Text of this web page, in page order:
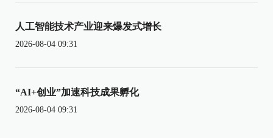
人工智能技术产业迎来爆发式增长
2026-08-04 09:31
“AI+创业”加速科技成果孵化
2026-08-04 09:31